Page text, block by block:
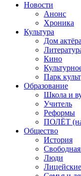
Новости
Анонс
Хроника
Культура
Дом
Кино
Парк
Образование
Школа и
Учитель
Реформы
ПОЛЁТ
Общество
История
Люди